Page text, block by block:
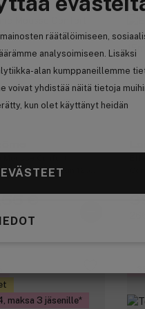
räätälöimiseen,
analysoimiseen. Lisäksi
alan kumppaneillemme
voivat yhdistää näitä tietoja
kun olet käyttänyt heidän
(10)
Foam Dry Skin 125
/ 100ml
maksa 3 jäsenille